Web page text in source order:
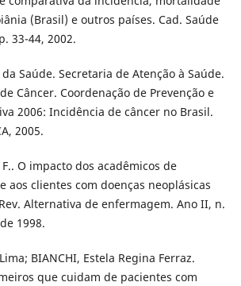
(Brasil) e outros países. Cad. Saúde
33-44, 2002.
Saúde. Secretaria de Atenção à Saúde.
Câncer. Coordenação de Prevenção e
2006: Incidência de câncer no Brasil.
2005.
F.. O impacto dos acadêmicos de
aos clientes com doenças neoplásicas
Alternativa de enfermagem. Ano II, n.
1998.
BIANCHI, Estela Regina Ferraz.
que cuidam de pacientes com